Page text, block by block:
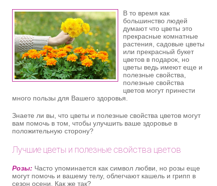
В то время как
большинство людей
думают что цветы это
прекрасные комнатные
растения, садовые цветы
или прекрасный букет
цветов в подарок, но
цветы ведь имеют еще и
полезные свойства,
полезные свойства
цветов могут принести
много пользы для Вашего здоровья.
Знаете ли вы, что цветы и полезные свойства цветов могут
вам помочь в том, чтобы улучшить ваше здоровье в
положительную сторону?
Лучшие цветы и полезные свойства цветов
Розы: Часто упоминается как символ любви, но розы еще
могут помочь и вашему телу, облегчают кашель и грипп в
сезон осени. Как же так?